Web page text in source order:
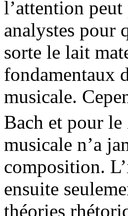
l’attention
analystes pour
sorte le lait
fondamentaux
musicale.
Bach et pour
musicale n’a
composition.
ensuite
théories